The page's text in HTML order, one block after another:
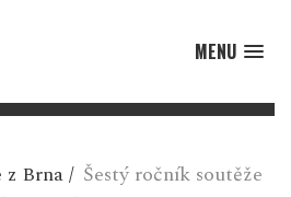
MENU
z Brna/ Šestý ročník soutěže